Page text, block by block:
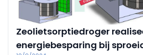
Zeolietsorptiedroger
energiebesparing bij